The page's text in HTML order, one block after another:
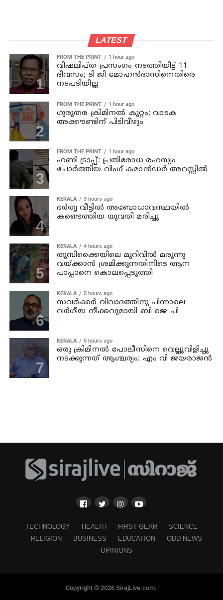
LATEST
FROM THE PRINT 1 hour ago
വിഷലിപ്ത പ്രസംഗം നടത്തിയിട്ട് 11
ദിവസം; ടി ജി മോഹൻദാസിനെതിരെ
നടപടിയില്ല
FROM THE PRINT 1 hour ago
ഗുരുതര ക്രിമിനൽ കുറ്റം; വാടക
അക്കൗണ്ടിന് പിടിവീഴും
FROM THE PRINT 1 hour ago
ഹണി ട്രാപ്പ്: പ്രതിരോധ രഹസ്യം
ചോർത്തിയ വിംഗ് കമാൻഡർ അറസ്റ്റിൽ
KERALA 3 hours ago
ഭര്‍തൃ വീട്ടില്‍ അബോധാവസ്ഥയില്‍
കണ്ടെത്തിയ യുവതി മരിച്ചു
KERALA 4 hours ago
തുമ്പിക്കൈയിലെ മുറിവില്‍ മരുന്നു
വയ്ക്കാന്‍ ശ്രമിക്കുന്നതിനിടെ ആന
പാപ്പാനെ കൊലപ്പെടുത്തി
KERALA 5 hours ago
സവര്‍ക്കര്‍ വിവാദത്തിനു പിന്നാലെ
വര്‍ഗീയ നീക്കവുമായി ബി ജെ പി
KERALA 5 hours ago
ഒരു ക്രിമിനല്‍ പോലീസിനെ വെല്ലുവിളിച്ചു
നടക്കുന്നത് ആശ്ചര്യം: എം വി ജയരാജന്‍
TECHNOLOGY HEALTH FIRST GEAR
SCIENCE
RELIGION
BUSINESS EDUCATION
ODD NEWS
OPINIONS
Copyright © 2026 SirajLive.com.